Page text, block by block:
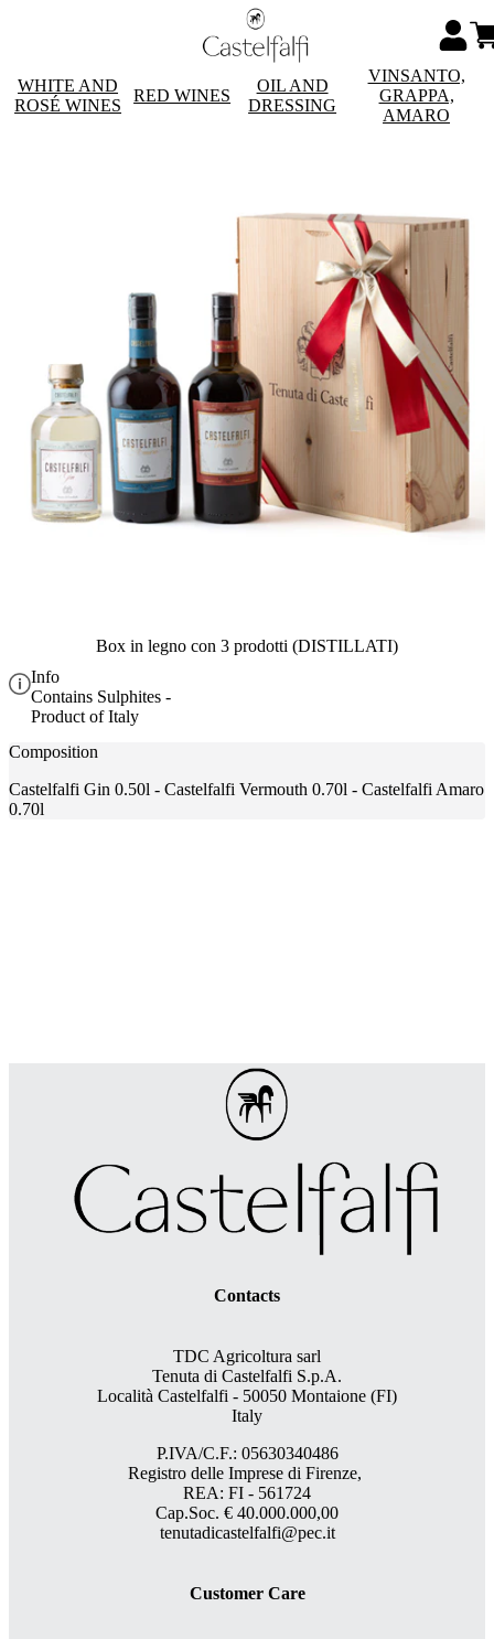
WHITE AND
ROSÉ WINES
RED WINES
OIL AND
DRESSING
VINSANTO,
GRAPPA,
AMARO
Box in legno con 3 prodotti (DISTILLATI)
Info
Contains Sulphites -
Product of Italy
Composition
Castelfalfi Gin 0.50l - Castelfalfi Vermouth 0.70l - Castelfalfi Amaro
0.70l
Contacts
TDC Agricoltura sarl
Tenuta di Castelfalfi S.p.A.
Località Castelfalfi - 50050 Montaione (FI)
Italy
P.IVA/C.F.: 05630340486
Registro delle Imprese di Firenze,
REA: FI - 561724
Cap.Soc. € 40.000.000,00
tenutadicastelfalfi@pec.it
Customer Care